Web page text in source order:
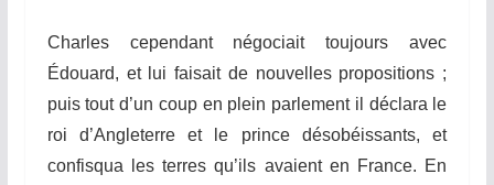
Charles cependant négociait toujours avec
Édouard, et lui faisait de nouvelles propositions ;
puis tout d’un coup en plein parlement il déclara le
roi d’Angleterre et le prince désobéissants, et
confisqua les terres qu’ils avaient en France. En